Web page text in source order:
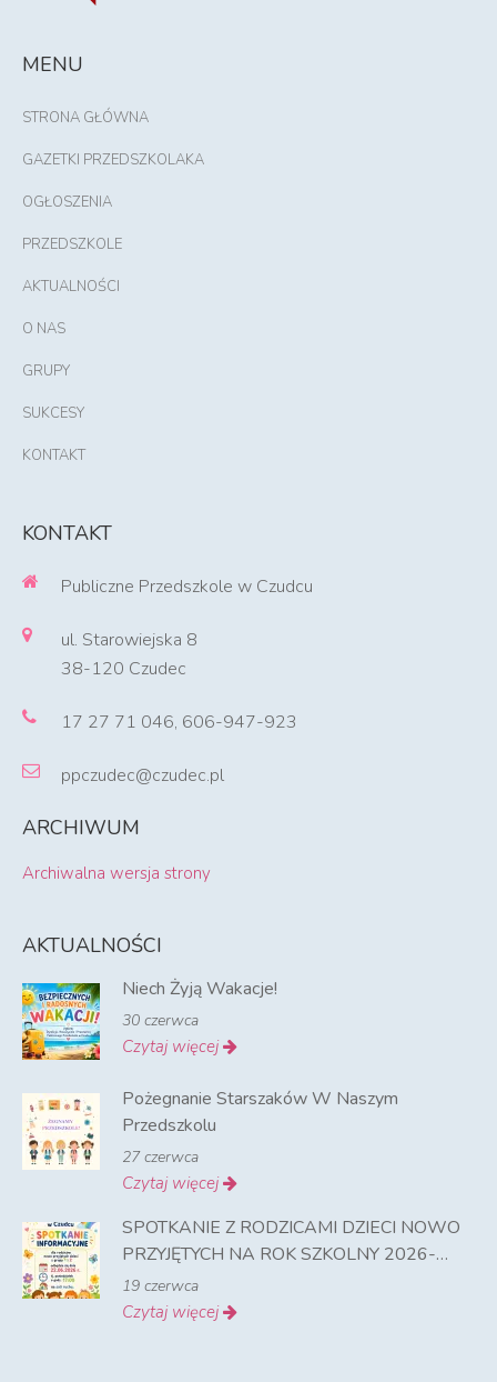
MENU
STRONA GŁÓWNA
GAZETKI PRZEDSZKOLAKA
OGŁOSZENIA
PRZEDSZKOLE
AKTUALNOŚCI
O NAS
GRUPY
SUKCESY
KONTAKT
KONTAKT
Publiczne Przedszkole w Czudcu
ul. Starowiejska 8
38-120 Czudec
17 27 71 046, 606-947-923
ppczudec@czudec.pl
ARCHIWUM
Archiwalna wersja strony
AKTUALNOŚCI
Niech Żyją Wakacje!
30 czerwca
Czytaj więcej
Pożegnanie Starszaków W Naszym
Przedszkolu
27 czerwca
Czytaj więcej
SPOTKANIE Z RODZICAMI DZIECI NOWO
PRZYJĘTYCH NA ROK SZKOLNY 2026-
2027
19 czerwca
Czytaj więcej